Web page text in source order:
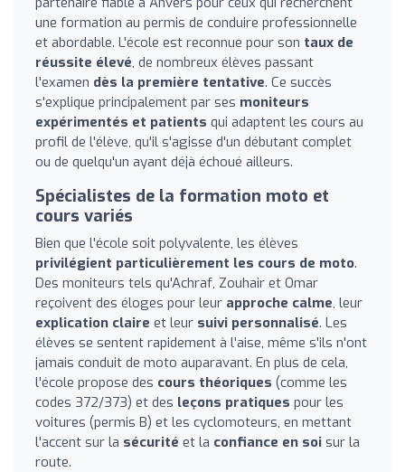
une formation au permis de conduire professionnelle
et abordable. L'école est reconnue pour son taux de
réussite élevé, de nombreux élèves passant
l'examen dès la première tentative. Ce succès
s'explique principalement par ses moniteurs
expérimentés et patients qui adaptent les cours au
profil de l'élève, qu'il s'agisse d'un débutant complet
ou de quelqu'un ayant déjà échoué ailleurs.
Spécialistes de la formation moto et
cours variés
Bien que l'école soit polyvalente, les élèves
privilégient particulièrement les cours de moto.
Des moniteurs tels qu'Achraf, Zouhair et Omar
reçoivent des éloges pour leur approche calme, leur
explication claire et leur suivi personnalisé. Les
élèves se sentent rapidement à l'aise, même s'ils n'ont
jamais conduit de moto auparavant. En plus de cela,
l'école propose des cours théoriques (comme les
codes 372/373) et des leçons pratiques pour les
voitures (permis B) et les cyclomoteurs, en mettant
l'accent sur la sécurité et la confiance en soi sur la
route.